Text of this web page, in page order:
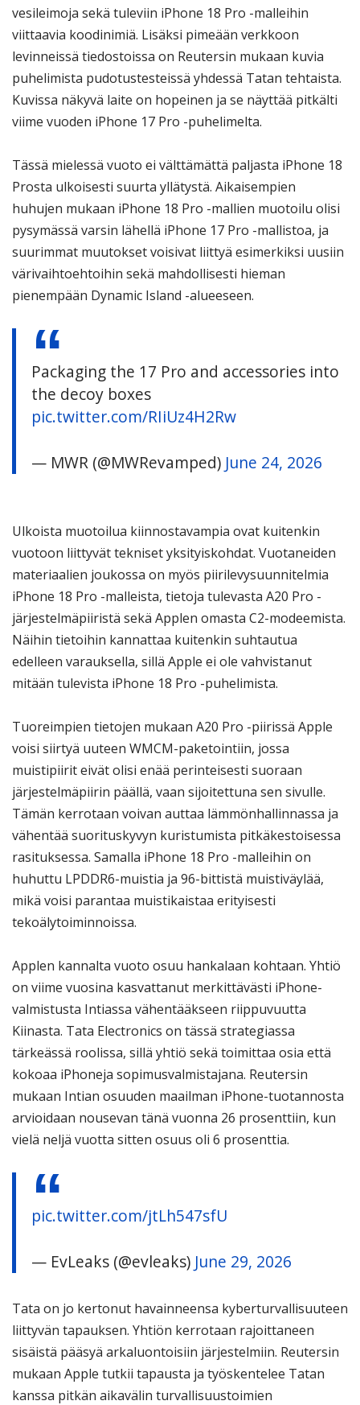
vesileimoja sekä tuleviin iPhone 18 Pro -malleihin
viittaavia koodinimiä. Lisäksi pimeään verkkoon
levinneissä tiedostoissa on Reutersin mukaan kuvia
puhelimista pudotustesteissä yhdessä Tatan tehtaista.
Kuvissa näkyvä laite on hopeinen ja se näyttää pitkälti
viime vuoden iPhone 17 Pro -puhelimelta.
Tässä mielessä vuoto ei välttämättä paljasta iPhone 18
Prosta ulkoisesti suurta yllätystä. Aikaisempien
huhujen mukaan iPhone 18 Pro -mallien muotoilu olisi
pysymässä varsin lähellä iPhone 17 Pro -mallistoa, ja
suurimmat muutokset voisivat liittyä esimerkiksi uusiin
värivaihtoehtoihin sekä mahdollisesti hieman
pienempään Dynamic Island -alueeseen.
Packaging the 17 Pro and accessories into
the decoy boxes
pic.twitter.com/RIiUz4H2Rw
— MWR (@MWRevamped) June 24, 2026
Ulkoista muotoilua kiinnostavampia ovat kuitenkin
vuotoon liittyvät tekniset yksityiskohdat. Vuotaneiden
materiaalien joukossa on myös piirilevysuunnitelmia
iPhone 18 Pro -malleista, tietoja tulevasta A20 Pro -
järjestelmäpiiristä sekä Applen omasta C2-modeemista.
Näihin tietoihin kannattaa kuitenkin suhtautua
edelleen varauksella, sillä Apple ei ole vahvistanut
mitään tulevista iPhone 18 Pro -puhelimista.
Tuoreimpien tietojen mukaan A20 Pro -piirissä Apple
voisi siirtyä uuteen WMCM-paketointiin, jossa
muistipiirit eivät olisi enää perinteisesti suoraan
järjestelmäpiirin päällä, vaan sijoitettuna sen sivulle.
Tämän kerrotaan voivan auttaa lämmönhallinnassa ja
vähentää suorituskyvyn kuristumista pitkäkestoisessa
rasituksessa. Samalla iPhone 18 Pro -malleihin on
huhuttu LPDDR6-muistia ja 96-bittistä muistiväylää,
mikä voisi parantaa muistikaistaa erityisesti
tekoälytoiminnoissa.
Applen kannalta vuoto osuu hankalaan kohtaan. Yhtiö
on viime vuosina kasvattanut merkittävästi iPhone-
valmistusta Intiassa vähentääkseen riippuvuutta
Kiinasta. Tata Electronics on tässä strategiassa
tärkeässä roolissa, sillä yhtiö sekä toimittaa osia että
kokoaa iPhoneja sopimusvalmistajana. Reutersin
mukaan Intian osuuden maailman iPhone-tuotannosta
arvioidaan nousevan tänä vuonna 26 prosenttiin, kun
vielä neljä vuotta sitten osuus oli 6 prosenttia.
pic.twitter.com/jtLh547sfU
— EvLeaks (@evleaks) June 29, 2026
Tata on jo kertonut havainneensa kyberturvallisuuteen
liittyvän tapauksen. Yhtiön kerrotaan rajoittaneen
sisäistä pääsyä arkaluontoisiin järjestelmiin. Reutersin
mukaan Apple tutkii tapausta ja työskentelee Tatan
kanssa pitkän aikavälin turvallisuustoimien